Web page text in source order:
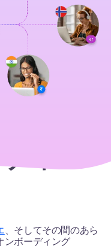
ィン
、そしてその間のあら
ンボーディング